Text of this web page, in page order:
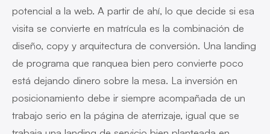
potencial a la web. A partir de ahí, lo que decide si esa
visita se convierte en matrícula es la combinación de
diseño, copy y arquitectura de conversión. Una landing
de programa que ranquea bien pero convierte poco
está dejando dinero sobre la mesa. La inversión en
posicionamiento debe ir siempre acompañada de un
trabajo serio en la página de aterrizaje, igual que se